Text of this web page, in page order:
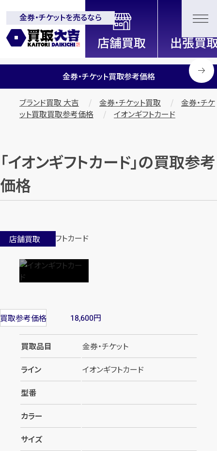
全国2200店舗以上展開中！
信頼と実績の買取専門店「買取大
吉」
金券・チケットを売るなら
金券・チケット買取参考価格
ブランド買取 大吉 金券・チケット買取
金券・チケ
ット買取買取参考価格
イオンギフトカード
「イオンギフトカード」の買取参考
価格
店舗買取
買取参考価格 18,600円
買取品目
金券・チケット
ライン
イオンギフトカード
型番
カラー
サイズ